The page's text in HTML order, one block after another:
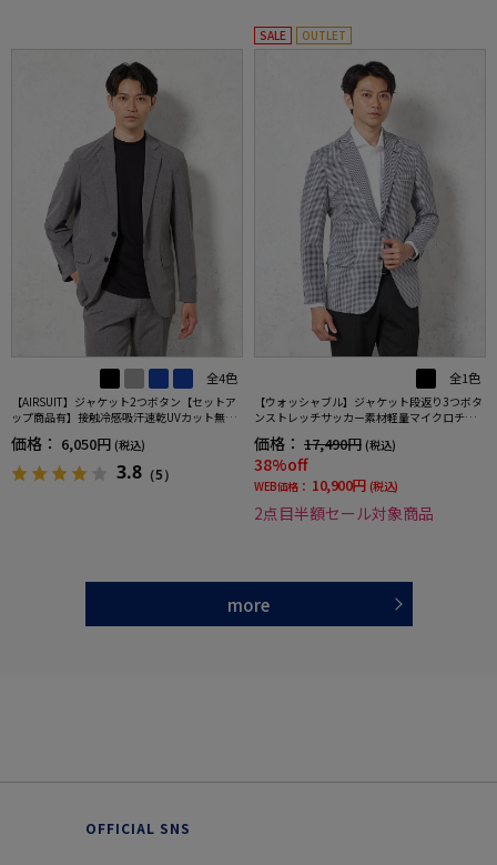
全4色
【AIRSUIT】ジャケット2つボタン【セットア
ップ商品有】接触冷感吸汗速乾UVカット無地
春夏
価格： 6,050円 (税込)
3.8 （5）
SALE OUTLET
全1色
【ウォッシャブル】ジャケット段返り3つボタ
ンストレッチサッカー素材軽量マイクロチェ
ック春夏
価格： 17,490円 (税込)
38%off
WEB価格： 10,900円 (税込)
2点目半額セール対象商品
more
OFFICIAL SNS